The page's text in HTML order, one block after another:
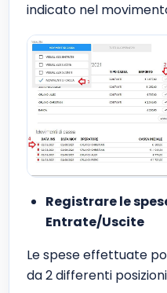
indicato nel
Registrare le
Entrate/Uscite
Le spese effettuate
da 2 differenti